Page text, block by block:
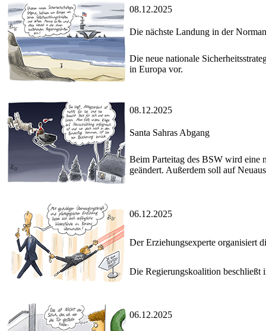
08.12.2025
Die nächste Landung in der
Die neue nationale
in Europa vor.
08.12.2025
Santa Sahras Abgang
Beim Parteitag des BSW wird eine
geändert. Außerdem soll auf
06.12.2025
Der Erziehungsexperte organisiert
Die Regierungskoalition beschließt
06.12.2025